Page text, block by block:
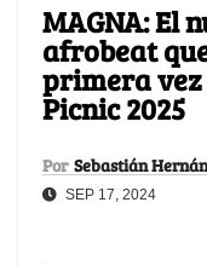
MAGNA: El
afrobeat
primera vez
Picnic 2025
Por Sebastián
SEP 17, 2024